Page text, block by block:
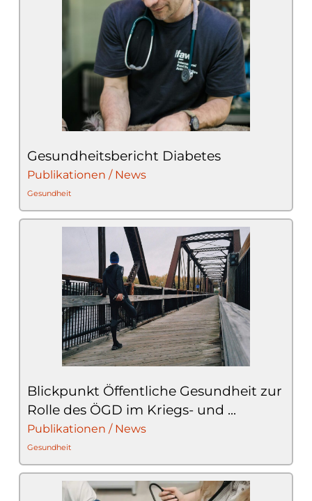
Gesundheitsbericht Diabetes
Publikationen / News
Gesundheit
Blickpunkt Öffentliche Gesundheit zur
Rolle des ÖGD im Kriegs- und ...
Publikationen / News
Gesundheit